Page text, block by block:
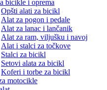
bicikle i oprema
Opšti alati za bicikl
Alat za pogon i pedale
Alat za lanac i lančanik
Alat za ram, viljušku i navoj
Alat i stalci za točkove
Stalci za bicikl
Setovi alata za bicikl
Koferi i torbe za bicikl
motocikle